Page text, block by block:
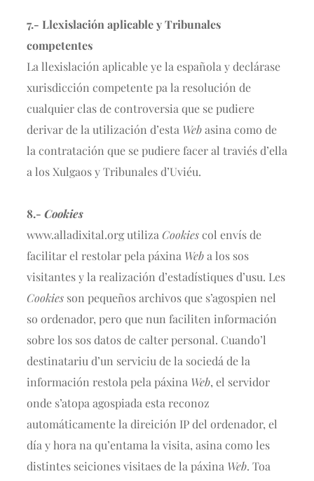
7.- Llexislación aplicable y Tribunales
competentes
La llexislación aplicable ye la española y declárase
xurisdicción competente pa la resolución de
cualquier clas de controversia que se pudiere
derivar de la utilización d’esta Webasina como de
la contratación que se pudiere facer al traviés d’ella
a los Xulgaos y Tribunales d’Uviéu.
8.- Cookies
www.alladixital.orgutiliza Cookiescol envís de
facilitar el restolar pela páxina Weba los sos
visitantes y la realización d’estadístiques d’usu. Les
Cookies son pequeños archivos que s’agospien nel
so ordenador, pero que nun faciliten información
sobre los sos datos de calter personal. Cuando’l
destinatariu d’un serviciu de la sociedá de la
información restola pela páxina Web, el servidor
onde s’atopa agospiada esta reconoz
automáticamente la direición IP del ordenador, el
día y hora na qu’entama la visita, asina como les
distintes seiciones visitaes de la páxina Web. Toa